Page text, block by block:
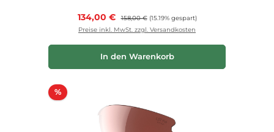
Verkaufspreis:
134,00 € Regulärer Preis:
158,00 € (15.19% gespart)
Preise inkl. MwSt. zzgl. Versandkosten
In den Warenkorb
%Rabatt